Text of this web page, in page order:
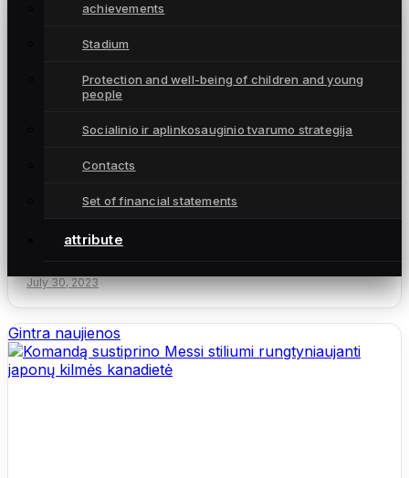
achievements
Stadium
Protection and well-being of children and young
people
Socialinio ir aplinkosauginio tvarumo strategija
Contacts
Set of financial statements
attribute
Gintra naujienos
įveikė Estijos čempiones (apžvalga,
July 30, 2023
Gintra naujienos